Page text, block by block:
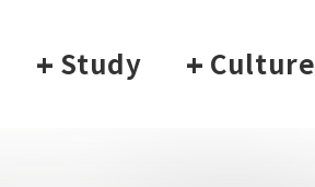
+ Study + Culture